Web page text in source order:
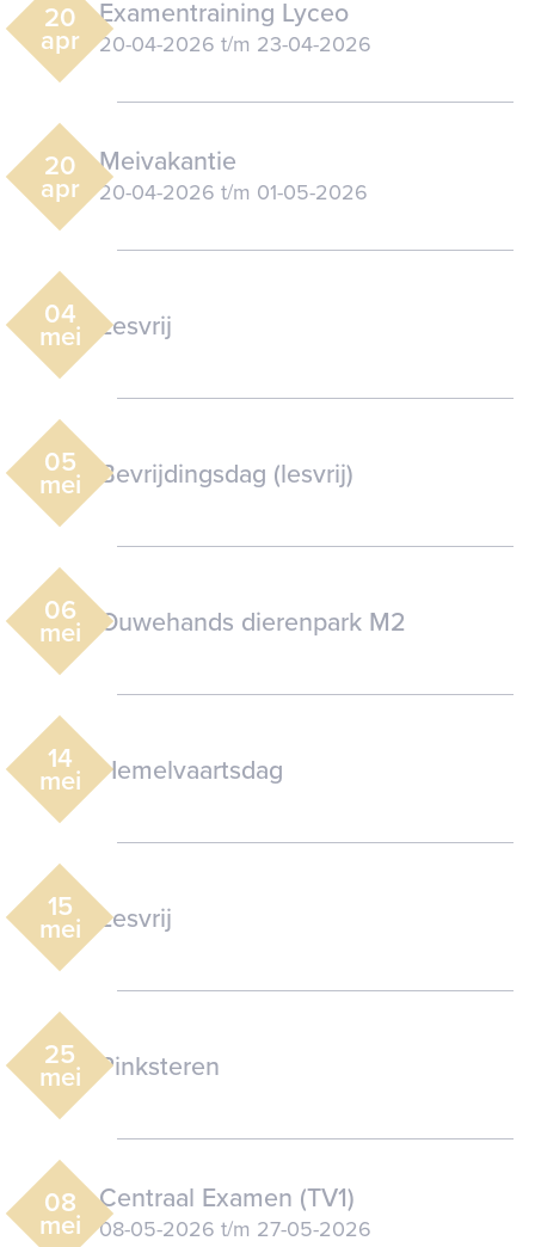
20
apr
Examentraining Lyceo
20-04-2026 t/m 23-04-2026
20
apr
Meivakantie
20-04-2026 t/m 01-05-2026
04
mei Lesvrij
05
mei Bevrijdingsdag (lesvrij)
06
mei Ouwehands dierenpark M2
14
mei Hemelvaartsdag
15
mei Lesvrij
25
mei Pinksteren
08
mei
Centraal Examen (TV1)
08-05-2026 t/m 27-05-2026